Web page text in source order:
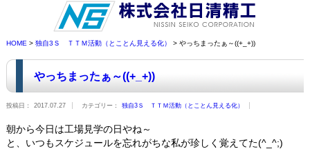
HOME > 独自3Ｓ ＴＴＭ活動（とことん見える化） > やっちまったぁ～((+_+))
やっちまったぁ～((+_+))
投稿日： 2017.07.27 カテゴリー： 独自3Ｓ ＴＴＭ活動（とことん見える化）
朝から今日は工場見学の日やね～
と、いつもスケジュールを忘れがちな私が珍しく覚えてた(^_^;)